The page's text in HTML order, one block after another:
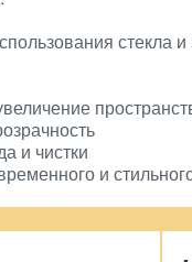
стекла и
и чистки
и